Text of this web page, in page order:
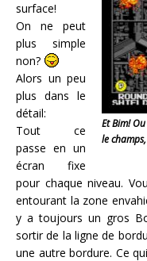
Et Bim!
le
surface!
On ne peut
plus simple
non?
Alors un peu
plus dans le
détail:
Tout ce
passe en un
écran fixe
pour chaque niveau.
entourant la zone
y a toujours un gros
sortir de la ligne de
une autre bordure. Ce